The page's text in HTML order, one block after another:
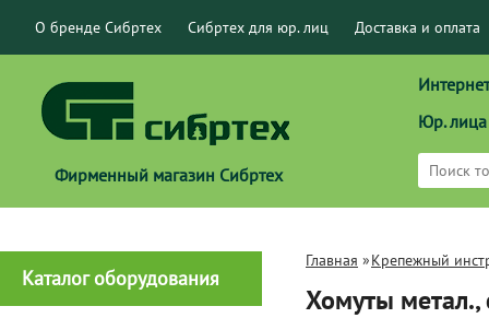
О бренде Сибртех Сибртех для юр. лиц Доставка и оплата
Фирменный магазин Сибртех
Юр. лица
Каталог оборудования
Главная »Крепежный
Хомуты